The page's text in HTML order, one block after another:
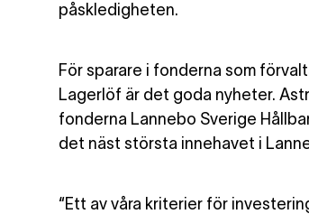
påskledigheten.
För sparare i fondernasom
Lagerlöf är det goda nyheter.
fonderna Lannebo Sverige
det näst största innehavet i
“Ett av våra kriterier för